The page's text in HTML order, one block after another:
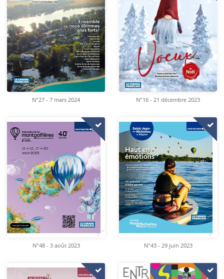
N°27 - 7 mars 2024 N°16 - 21 décembre 2023
N°48 - 3 août 2023 N°43 - 29 juin 2023